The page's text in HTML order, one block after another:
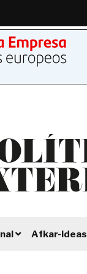
Afkar-Ideas